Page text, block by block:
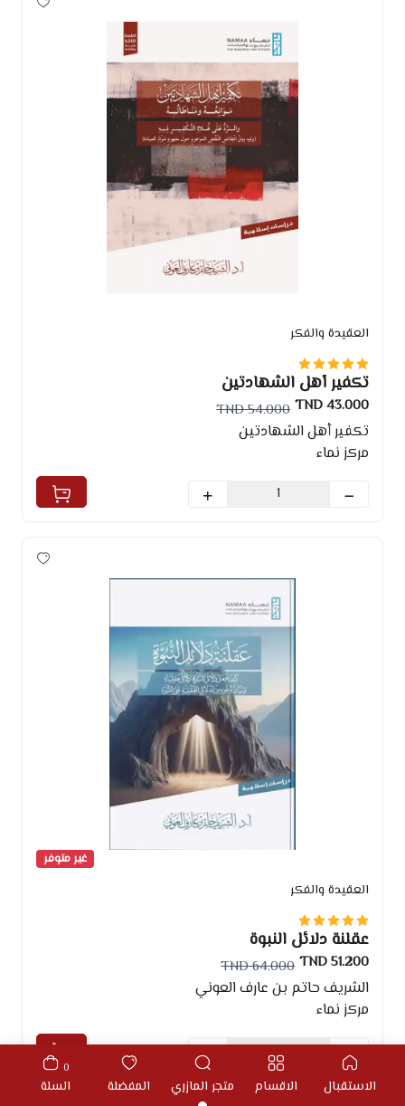
الاستقبال الاقسام متجر المازري المفضلة
0
السلة
العقيدة والفكر
تكفير أهل الشهادتين
43.000 TND
54.000 TND
تكفير أهل الشهادتين
مركز نماء
غير متوفر
العقيدة والفكر
عقلنة دلائل النبوة
51.200 TND
64.000 TND
الشريف حاتم بن عارف العوني
مركز نماء